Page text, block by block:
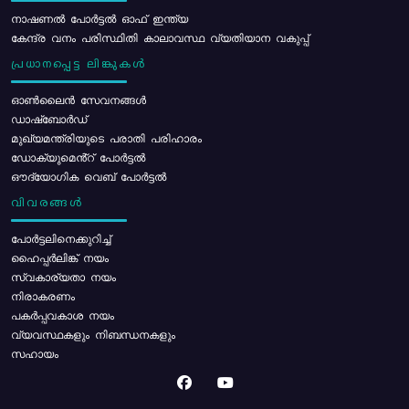
നാഷണൽ പോർട്ടൽ ഓഫ് ഇന്ത്യ
കേന്ദ്ര വനം പരിസ്ഥിതി കാലാവസ്ഥ വ്യതിയാന വകുപ്പ്
പ്രധാനപ്പെട്ട ലിങ്കുകൾ
ഓൺലൈൻ സേവനങ്ങൾ
ഡാഷ്ബോർഡ്
മുഖ്യമന്ത്രിയുടെ പരാതി പരിഹാരം
ഡോക്യുമെൻ്റ് പോർട്ടൽ
ഔദ്യോഗിക വെബ് പോർട്ടൽ
വിവരങ്ങൾ
പോര്‍ട്ടലിനെക്കുറിച്ച്
ഹൈപ്പർലിങ്ക് നയം
സ്വകാര്യതാ നയം
നിരാകരണം
പകർപ്പവകാശ നയം
വ്യവസ്ഥകളും നിബന്ധനകളും
സഹായം